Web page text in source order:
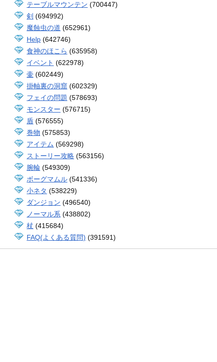
テーブルマウンテン (700447)
剣 (694992)
魔蝕虫の道 (652961)
Help (642746)
食神のほこら (635958)
イベント (622978)
壷 (602449)
掛軸裏の洞窟 (602329)
フェイの問題 (578693)
モンスター (576715)
盾 (576555)
巻物 (575853)
アイテム (569298)
ストーリー攻略 (563156)
腕輪 (549309)
ボーグマムル (541336)
小ネタ (538229)
ダンジョン (496540)
ノーマル系 (438802)
杖 (415684)
FAQ(よくある質問) (391591)